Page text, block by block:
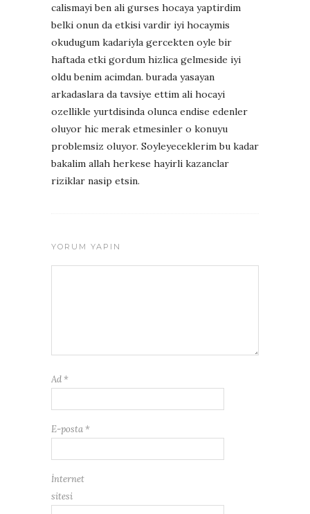
calismayi ben ali gurses hocaya yaptirdim
belki onun da etkisi vardir iyi hocaymis
okudugum kadariyla gercekten oyle bir
haftada etki gordum hizlica gelmeside iyi
oldu benim acimdan. burada yasayan
arkadaslara da tavsiye ettim ali hocayi
ozellikle yurtdisinda olunca endise edenler
oluyor hic merak etmesinler o konuyu
problemsiz oluyor. Soyleyeceklerim bu kadar
bakalim allah herkese hayirli kazanclar
riziklar nasip etsin.
YORUM YAPIN
Ad *
E-posta *
İnternet
sitesi